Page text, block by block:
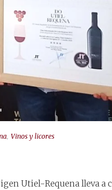
, Vinos y licores
Utiel-Requena lleva a